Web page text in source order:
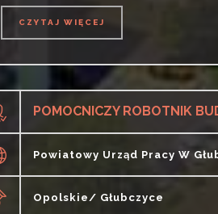
CZYTAJ WIĘCEJ
POMOCNICZY ROBOTNIK
Powiatowy Urząd Pracy W
Opolskie/ Głubczyce